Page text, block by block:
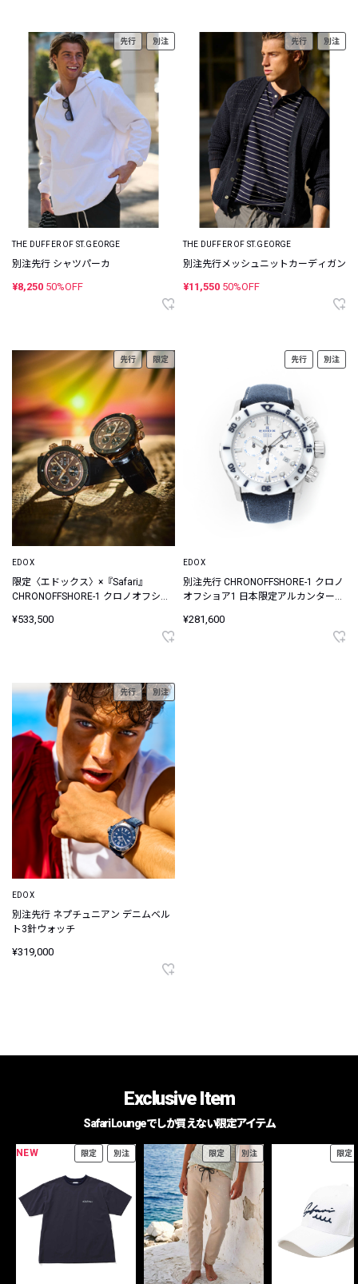
先行 別注
THE DUFFER OF ST.GEORGE
別注先行 シャツパーカ
¥8,250 50%OFF
先行 別注
THE DUFFER OF ST.GEORGE
別注先行メッシュニットカーディガン
¥11,550 50%OFF
先行 限定
EDOX
限定〈エドックス〉×『Safari』
CHRONOFFSHORE-1 クロノオフショ
サンセット スペシャルエディション
¥533,500
先行 別注
EDOX
別注先行 CHRONOFFSHORE-1 クロノ
オフショア1 日本限定アルカンターラ
¥281,600
先行 別注
EDOX
別注先行 ネプチュニアン デニムベル
ト3針ウォッチ
¥319,000
Exclusive Item
Safari Loungeでしか買えない限定アイテム
NEW 限定 別注 限定 別注 限定